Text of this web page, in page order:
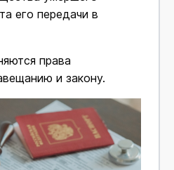
его передачи в
права
и закону.